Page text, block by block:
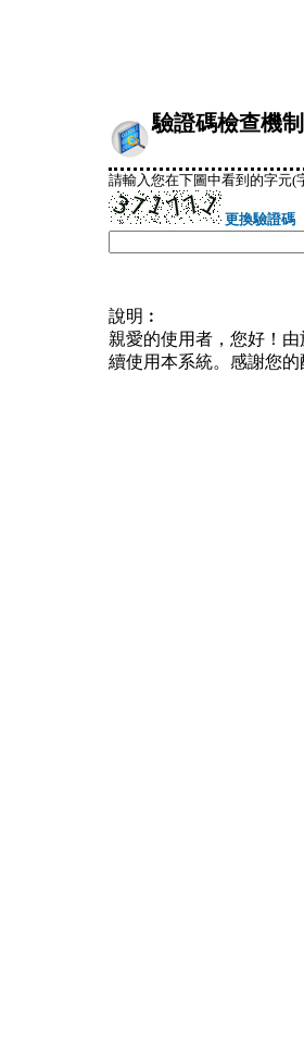
驗證碼檢查機制
請輸入您在下圖中看到的字元(
更換驗證碼
說明︰
親愛的使用者，您好！
續使用本系統。感謝您的